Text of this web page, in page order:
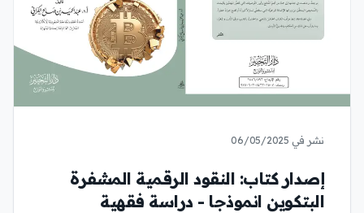
نشر في 06/05/2025
إصدار كتاب: النقود الرقمية المشفرة
البتكوين انموذجا - دراسة فقهية